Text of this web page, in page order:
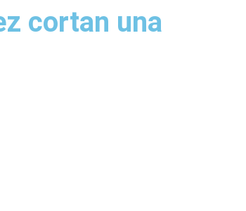
cortan una